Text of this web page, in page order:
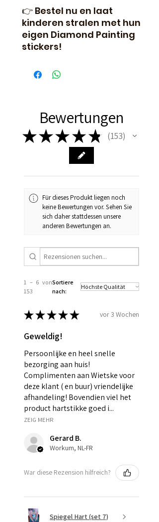
👉 Bestel nu en laat
kinderen stralen met hun
eigen Diamond Painting
stickers!
Bewertungen
★★★ ★ ★ 153
153
Für dieses Produkt liegen noch
keine Bewertungen vor. Sehen Sie
sich daher stattdessen unsere
anderen Bewertungen an.
1 – 6 von
153
Sortiere
nach:
★★★★★ vor 3 Wochen
Geweldig!
Persoonlijke en heel snelle
bezorging aan huis!
Complimenten aan Wietske voor
deze klant ( en buur) vriendelijke
afhandeling! Bovendien viel het
product hartstikke goed i...
ZEIG MEHR
Gerard B.
Workum, NL-FR
War diese Rezension hilfreich?
Spiegel Hart (set 7)